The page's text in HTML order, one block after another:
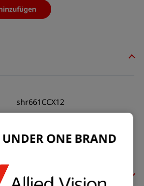
shr661CCX12
SHR CoaXPressONE BRAND